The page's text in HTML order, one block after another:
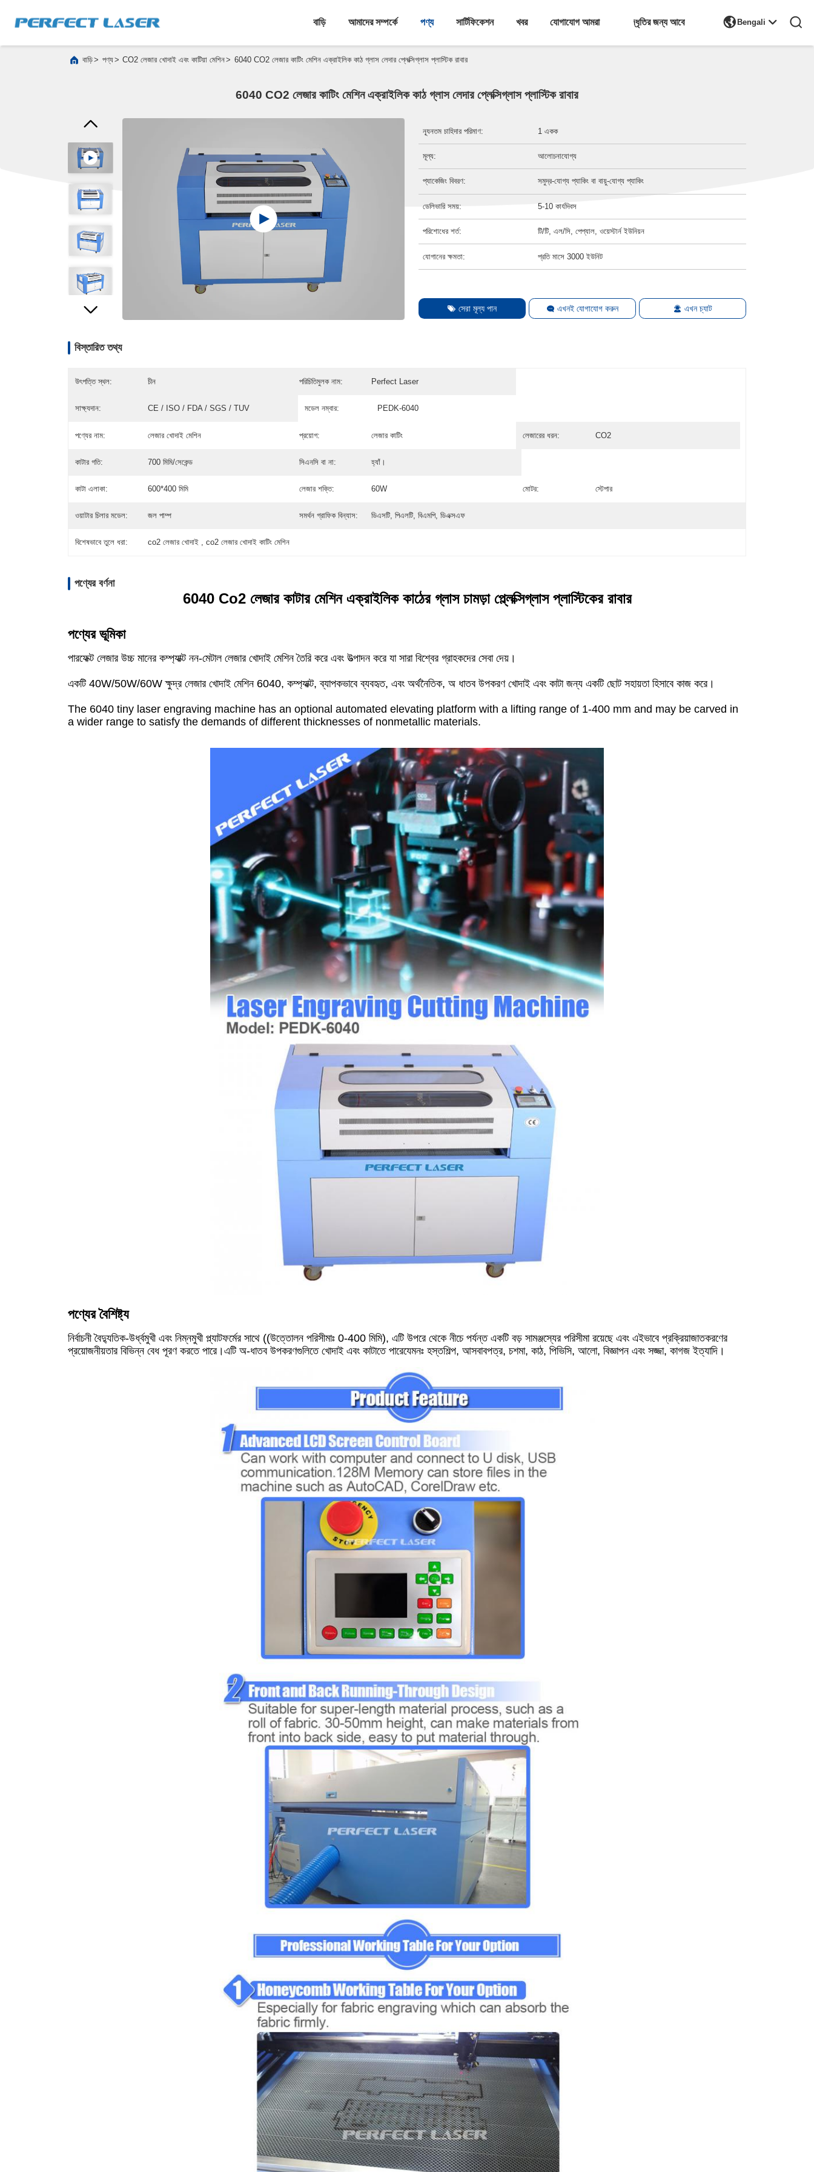
বাড়ি আমাদের সম্পর্কে পণ্য সার্টিফিকেশন খবর যোগাযোগ আমরা উদ্ধৃতির জন্য আবেদন Bengali 
বাড়ি> পণ্য> CO2 লেজার খোদাই এবং কাটিয়া মেশিন> 6040 CO2 লেজার কাটিং মেশিন এক্রাইলিক কাঠ গ্লাস লেদার প্লেক্সিগ্লাস প্লাস্টিক রাবার
6040 CO2 লেজার কাটিং মেশিন এক্রাইলিক কাঠ গ্লাস লেদার প্লেক্সিগ্লাস প্লাস্টিক রাবার
ন্যূনতম চাহিদার পরিমাণ: 1 একক
মূল্য: আলোচনাযোগ্য
প্যাকেজিং বিবরণ: সমুদ্র-যোগ্য প্যাকিং বা বায়ু-যোগ্য প্যাকিং
ডেলিভারি সময়: 5-10 কার্যদিবস
পরিশোধের শর্ত: টি/টি, এল/সি, পেপ্যাল, ওয়েস্টার্ন ইউনিয়ন
যোগানের ক্ষমতা: প্রতি মাসে 3000 ইউনিট
সেরা মূল্য পান এখনই যোগাযোগ করুন এখন চ্যাট
বিস্তারিত তথ্য
উৎপত্তি স্থল: চীন পরিচিতিমুলক নাম: Perfect Laser
সাক্ষ্যদান: CE / ISO / FDA / SGS / TUV মডেল নম্বার: PEDK-6040
পণ্যের নাম: লেজার খোদাই মেশিন প্রয়োগ: লেজার কাটিং লেজারের ধরন: CO2
কাটার গতি: 700 মিমি/সেকেন্ড সিএনসি বা না: হ্যাঁ।
কাটা এলাকা: 600*400 মিমি লেজার শক্তি: 60W মোটর: স্টেপার
ওয়াটার চিলার মডেল: জল পাম্প সমর্থন গ্রাফিক বিন্যাস: ডিএসটি, পিএলটি, বিএমপি, ডিএক্সএফ
বিশেষভাবে তুলে ধরা: co2 লেজার খোদাই , co2 লেজার খোদাই কাটিং মেশিন
পণ্যের বর্ণনা
6040 Co2 লেজার কাটার মেশিন এক্রাইলিক কাঠের গ্লাস চামড়া প্ল্লেক্সিগ্লাস প্লাস্টিকের রাবার
পণ্যের ভূমিকা
পারফেক্ট লেজার উচ্চ মানের কম্প্যাক্ট নন-মেটাল লেজার খোদাই মেশিন তৈরি করে এবং উত্পাদন করে যা সারা বিশ্বের গ্রাহকদের সেবা দেয়।
একটি 40W/50W/60W ক্ষুদ্র লেজার খোদাই মেশিন 6040, কম্প্যাক্ট, ব্যাপকভাবে ব্যবহৃত, এবং অর্থনৈতিক, অ ধাতব উপকরণ খোদাই এবং কাটা জন্য একটি ছোট সহায়তা হিসাবে কাজ করে।
The 6040 tiny laser engraving machine has an optional automated elevating platform with a lifting range of 1-400 mm and may be carved in
a wider range to satisfy the demands of different thicknesses of nonmetallic materials.
পণ্যের বৈশিষ্ট্য
নির্বাচনী বৈদ্যুতিক-উর্ধ্বমুখী এবং নিম্নমুখী প্ল্যাটফর্মের সাথে ((উত্তোলন পরিসীমাঃ 0-400 মিমি), এটি উপরে থেকে নীচে পর্যন্ত একটি বড় সামঞ্জস্যের পরিসীমা রয়েছে এবং এইভাবে প্রক্রিয়াজাতকরণের
প্রয়োজনীয়তার বিভিন্ন বেধ পূরণ করতে পারে।এটি অ-ধাতব উপকরণগুলিতে খোদাই এবং কাটাতে পারেযেমনঃ হস্তশিল্প, আসবাবপত্র, চশমা, কাঠ, পিভিসি, আলো, বিজ্ঞাপন এবং সজ্জা, কাগজ ইত্যাদি।